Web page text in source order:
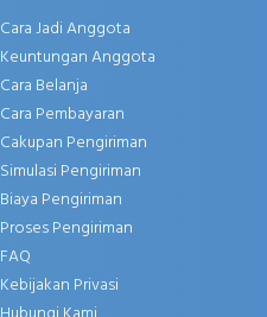
Cara Jadi Anggota
Keuntungan Anggota
Cara Belanja
Cara Pembayaran
Cakupan Pengiriman
Simulasi Pengiriman
Biaya Pengiriman
Proses Pengiriman
FAQ
Kebijakan Privasi